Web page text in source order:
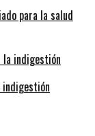
para la salud